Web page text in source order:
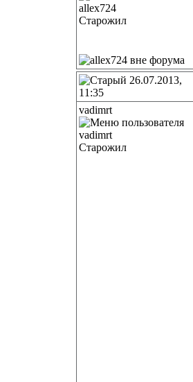
Старожил
26.07.2013,
11:35
vadimrt
Старожил